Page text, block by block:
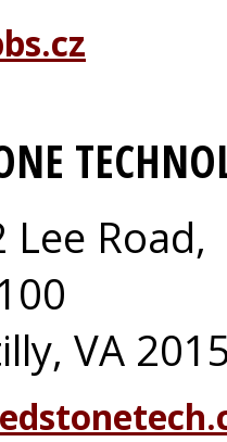
Lee Road,
VA